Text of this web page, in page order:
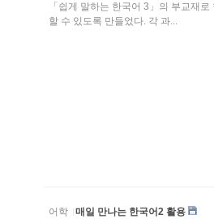
「쉽게 말하는 한국어 3」의 부교재
할 수 있도록 만들었다. 각 과...
어학 매일 만나는 한국어2 활용